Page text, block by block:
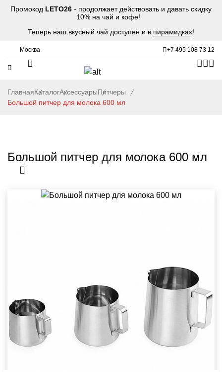
Промокод LETO26 - продолжает действовать и давать скидку
10% на чай и кофе!
Теперь наш вкусный чай доступен и в пирамидках!
+7 495 108 73 12
Москва
ГлавнаяКаталогАксессуарыПитчеры
Большой питчер для молока 600 мл
Большой питчер для молока 600 мл